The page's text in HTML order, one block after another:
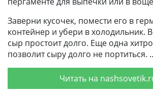
Заверни кусочек, помести его в
контейнер и убери в холодильник.
сыр простоит долго. Еще одна
позволит сыру долго не портиться.
Читать на